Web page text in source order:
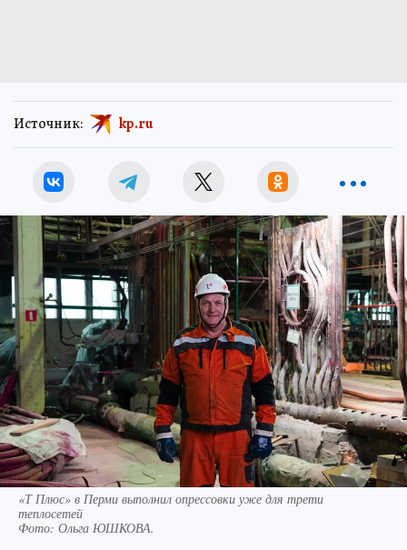
Источник: kp.ru
«Т Плюс» в Перми выполнил опрессовки уже для трети
теплосетей
Фото: Ольга ЮШКОВА.